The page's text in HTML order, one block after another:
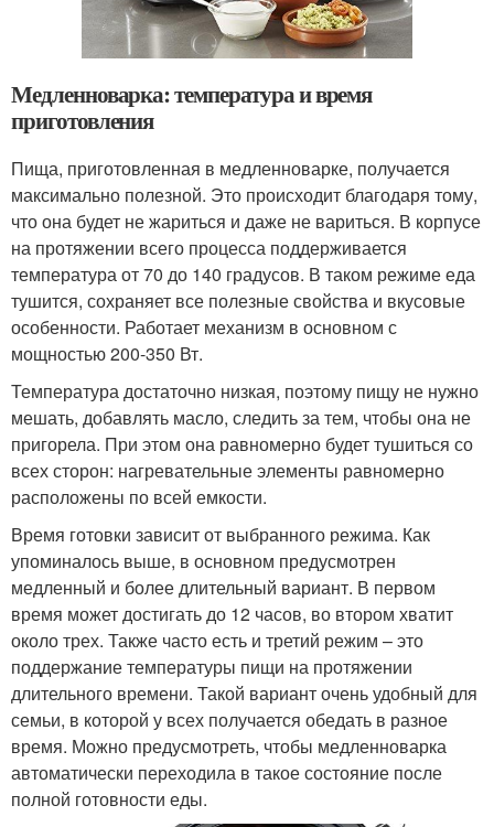
Медленноварка: температура и время
приготовления
Пища, приготовленная в медленноварке, получается
максимально полезной. Это происходит благодаря тому,
что она будет не жариться и даже не вариться. В корпусе
на протяжении всего процесса поддерживается
температура от 70 до 140 градусов. В таком режиме еда
тушится, сохраняет все полезные свойства и вкусовые
особенности. Работает механизм в основном с
мощностью 200-350 Вт.
Температура достаточно низкая, поэтому пищу не нужно
мешать, добавлять масло, следить за тем, чтобы она не
пригорела. При этом она равномерно будет тушиться со
всех сторон: нагревательные элементы равномерно
расположены по всей емкости.
Время готовки зависит от выбранного режима. Как
упоминалось выше, в основном предусмотрен
медленный и более длительный вариант. В первом
время может достигать до 12 часов, во втором хватит
около трех. Также часто есть и третий режим – это
поддержание температуры пищи на протяжении
длительного времени. Такой вариант очень удобный для
семьи, в которой у всех получается обедать в разное
время. Можно предусмотреть, чтобы медленноварка
автоматически переходила в такое состояние после
полной готовности еды.